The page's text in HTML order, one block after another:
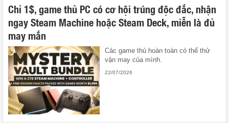
Chỉ 1$, game thủ PC có cơ hội trúng độc đắc, nhận
ngay Steam Machine hoặc Steam Deck, miễn là đủ
may mắn
Các game thủ hoàn toàn có thể thử
vận may của mình.
22/07/2026